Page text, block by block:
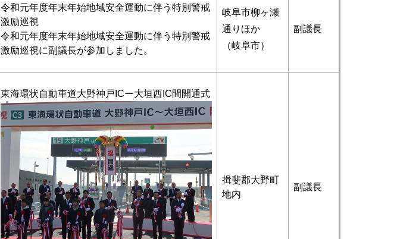
令和元年度年末年始地域安全運動に伴う特別警戒
激励巡視
令和元年度年末年始地域安全運動に伴う特別警戒
激励巡視に副議長が参加しました。
岐阜市柳ヶ瀬
通りほか
（岐阜市）
副議長
東海環状自動車道大野神戸ICー大垣西IC間開通式
揖斐郡大野町
地内
副議長